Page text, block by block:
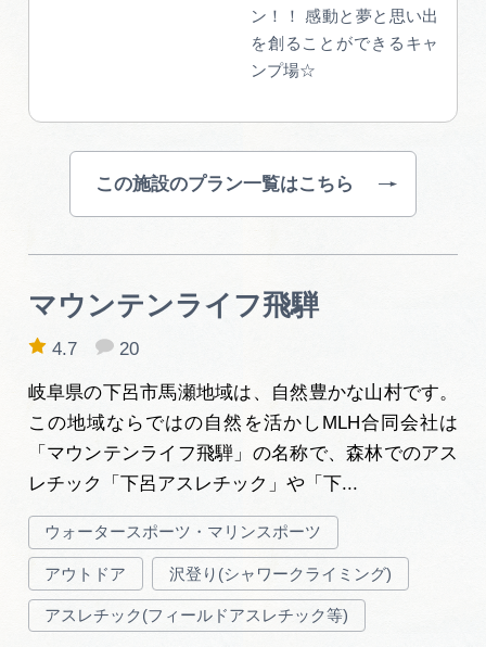
ン！！ 感動と夢と思い出
を創ることができるキャ
ンプ場☆
この施設のプラン一覧はこちら
マウンテンライフ飛騨
岐阜県の下呂市馬瀬地域は、自然豊かな山村です。
この地域ならではの自然を活かしMLH合同会社は
「マウンテンライフ飛騨」の名称で、森林でのアス
レチック「下呂アスレチック」や「下...
ウォータースポーツ・マリンスポーツ
アウトドア 沢登り(シャワークライミング)
アスレチック(フィールドアスレチック等)
4.7 20